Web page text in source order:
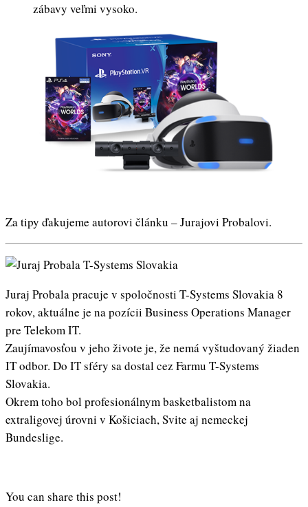
zábavy veľmi vysoko.
Za tipy ďakujeme autorovi článku – Jurajovi Probalovi.
Juraj Probala pracuje v spoločnosti T-Systems Slovakia 8
rokov, aktuálne je na pozícii Business Operations Manager
pre Telekom IT.
Zaujímavosťou v jeho živote je, že nemá vyštudovaný žiaden
IT odbor. Do IT sféry sa dostal cez Farmu T-Systems
Slovakia.
Okrem toho bol profesionálnym basketbalistom na
extraligovej úrovni v Košiciach, Svite aj nemeckej
Bundeslige.
You can share this post!